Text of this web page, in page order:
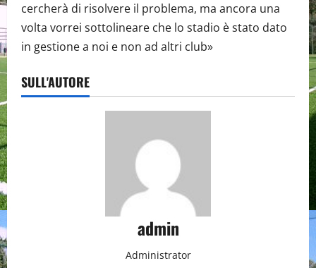
cercherà di risolvere il problema, ma ancora una
volta vorrei sottolineare che lo stadio è stato dato
in gestione a noi e non ad altri club»
SULL'AUTORE
admin
Administrator